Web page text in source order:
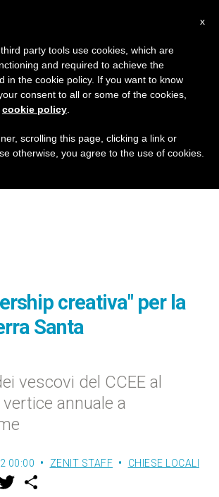
creativa" per la
Santa
vescovi del CCEE al
annuale a
00:00 ZENIT STAFF CHIESE LOCALI
w
x
party tools use cookies, which are
and required to achieve the
in the cookie policy. If you want to know
consent to all or some of the cookies,
cookie policy
scrolling this page, clicking a link or
otherwise, you agree to the use of cookies.